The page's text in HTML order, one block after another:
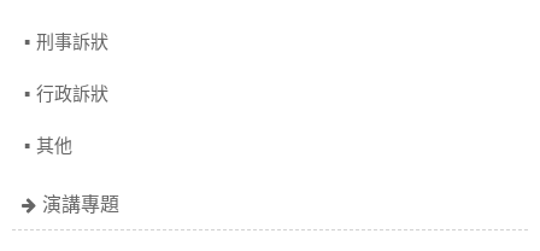
刑事訴狀
行政訴狀
其他
演講專題